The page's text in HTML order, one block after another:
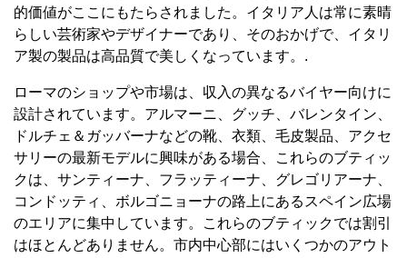
的価値がここにもたらされました。イタリア人は常に素晴
らしい芸術家やデザイナーであり、そのおかげで、イタリ
ア製の製品は高品質で美しくなっています。.
ローマのショップや市場は、収入の異なるバイヤー向けに
設計されています。アルマーニ、グッチ、バレンタイン、
ドルチェ＆ガッバーナなどの靴、衣類、毛皮製品、アクセ
サリーの最新モデルに興味がある場合、これらのブティッ
クは、サンティーナ、フラッティーナ、グレゴリアーナ、
コンドッティ、ボルゴニョーナの路上にあるスペイン広場
のエリアに集中しています。これらのブティックでは割引
はほとんどありません。市内中心部にはいくつかのアウト